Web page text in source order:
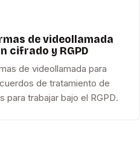
de videollamada
cifrado y RGPD
de videollamada para
de tratamiento de
trabajar bajo el RGPD.